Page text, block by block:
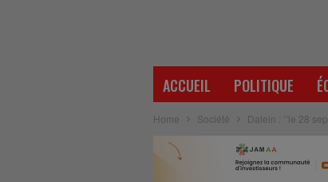
ACCUEIL POLITIQUE
Home Société Dalein : ‘’le 28